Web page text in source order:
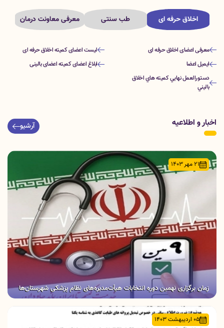
اخلاق حرفه ای طب سنتی معرفی معاونت درمان
معرفی اعضای اخلاق حرفه ای
لیست اعضای کمیته اخلاق حرفه ای
ایمیل اعضا
ابلاغ اعضای کمیته اعضای بالینی
دستورالعمل نهايي كميته هاي اخلاق
باليني
اخبار و اطلاعیه آرشیو
21 مهر 1403
زمان برگزاری نهمین دوره انتخابات هیأت‌مدیره‌های نظام پزشکی شهرستان‌ها
05 اردیبهشت 1403